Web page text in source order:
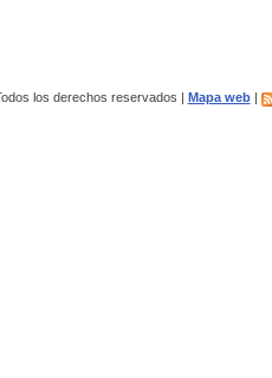
los derechos reservados | Mapa web|